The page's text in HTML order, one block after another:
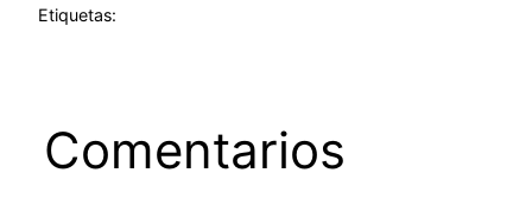
Etiquetas:
Comentarios